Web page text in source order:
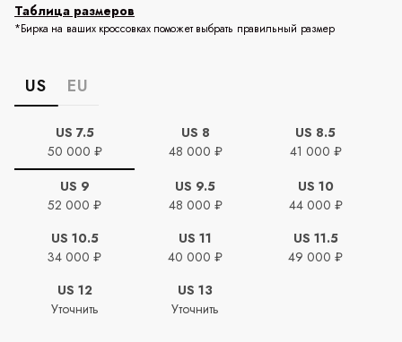
Таблица размеров
*Бирка на ваших кроссовках поможет выбрать правильный размер
US EU
US 7.5
50 000 ₽
US 8
48 000 ₽
US 8.5
41 000 ₽
US 9
52 000 ₽
US 9.5
48 000 ₽
US 10
44 000 ₽
US 10.5
34 000 ₽
US 11
40 000 ₽
US 11.5
49 000 ₽
US 12
Уточнить
US 13
Уточнить